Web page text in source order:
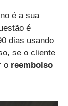
é a sua
é
dias usando
se o cliente
o reembolso